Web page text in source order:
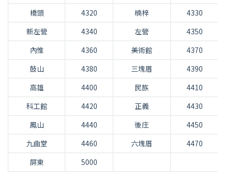
橋頭
4320 楠梓
4330
新左營
4340 左營
4350
內惟
4360 美術館
4370
鼓山
4380 三塊厝
4390
高雄
4400 民族
4410
科工館
4420 正義
4430
鳳山
4440 後庄
4450
九曲堂
4460 六塊厝
4470
屏東
5000